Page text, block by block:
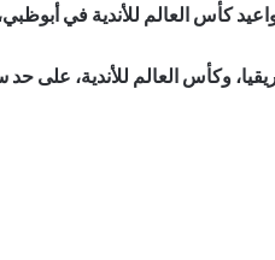
كأس العالم للأندية في
وكأس العالم للأندية، على حد